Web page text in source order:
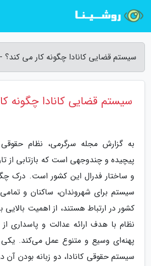
سیستم قضایی کانادا چگونه کار می
سیستم قضایی کانادا چگونه
به گزارش مجله سرگرمی، نظام حقوقی
پیچیده و چندوجهی است که بازتابی از
و ساختار فدرال این کشور است. درک
سیستم برای شهروندان، ساکنان و
کشور در ارتباط هستند، از اهمیت بالایی
نظام با هدف ارائه عدالت و پاسداری
پهنه‌ای وسیع و متنوع عمل می‌کند. یکی
سیستم حقوقی کانادا، دو زبانه بودن